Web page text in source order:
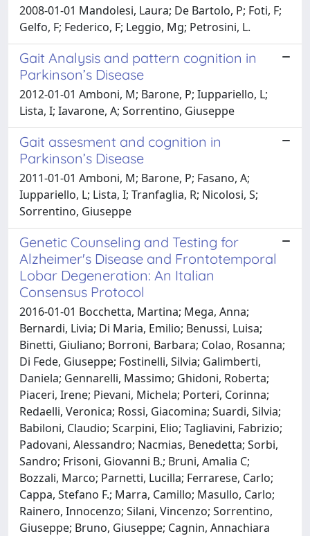
2008-01-01 Mandolesi, Laura; De Bartolo, P; Foti, F;
Gelfo, F; Federico, F; Leggio, Mg; Petrosini, L.
Gait Analysis and pattern cognition in
Parkinson’s Disease
2012-01-01 Amboni, M; Barone, P; Iuppariello, L;
Lista, I; Iavarone, A; Sorrentino, Giuseppe
Gait assesment and cognition in
Parkinson’s Disease
2011-01-01 Amboni, M; Barone, P; Fasano, A;
Iuppariello, L; Lista, I; Tranfaglia, R; Nicolosi, S;
Sorrentino, Giuseppe
Genetic Counseling and Testing for
Alzheimer's Disease and Frontotemporal
Lobar Degeneration: An Italian
Consensus Protocol
2016-01-01 Bocchetta, Martina; Mega, Anna;
Bernardi, Livia; Di Maria, Emilio; Benussi, Luisa;
Binetti, Giuliano; Borroni, Barbara; Colao, Rosanna;
Di Fede, Giuseppe; Fostinelli, Silvia; Galimberti,
Daniela; Gennarelli, Massimo; Ghidoni, Roberta;
Piaceri, Irene; Pievani, Michela; Porteri, Corinna;
Redaelli, Veronica; Rossi, Giacomina; Suardi, Silvia;
Babiloni, Claudio; Scarpini, Elio; Tagliavini, Fabrizio;
Padovani, Alessandro; Nacmias, Benedetta; Sorbi,
Sandro; Frisoni, Giovanni B.; Bruni, Amalia C;
Bozzali, Marco; Parnetti, Lucilla; Ferrarese, Carlo;
Cappa, Stefano F.; Marra, Camillo; Masullo, Carlo;
Rainero, Innocenzo; Silani, Vincenzo; Sorrentino,
Giuseppe; Bruno, Giuseppe; Cagnin, Annachiara